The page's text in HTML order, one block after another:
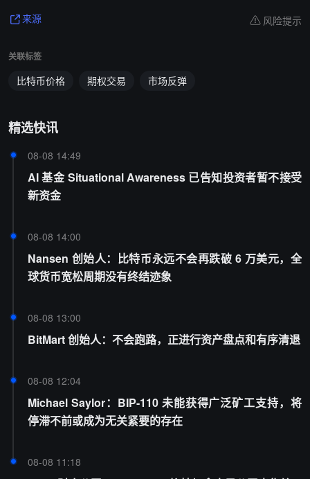
来源 风险提示
关联标签
比特币价格 期权交易 市场反弹
精选快讯
08-08 14:49
AI 基金 Situational Awareness 已告知投资者暂不接受
新资金
08-08 14:00
Nansen 创始人：比特币永远不会再跌破 6 万美元，全
球货币宽松周期没有终结迹象
08-08 13:00
BitMart 创始人：不会跑路，正进行资产盘点和有序清退
08-08 12:04
Michael Saylor：BIP-110 未能获得广泛矿工支持，将
停滞不前或成为无关紧要的存在
08-08 11:18